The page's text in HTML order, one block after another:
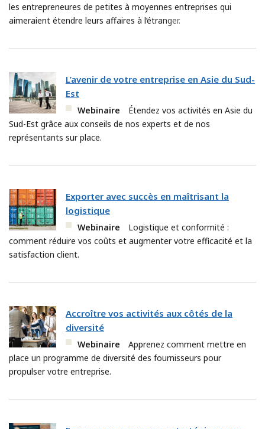
les entrepreneures de petites à moyennes entreprises qui
aimeraient étendre leurs affaires à l’étranger.
L’avenir de votre entreprise en Asie du Sud-
Est
Webinaire
Étendez vos activités en Asie du
Sud-Est grâce aux conseils de nos experts et de nos
représentants sur place.
Exporter avec succès en maîtrisant la
logistique
Webinaire
Logistique et conformité :
comment réduire vos coûts et augmenter votre efficacité et la
satisfaction client.
Accroître vos activités aux côtés de la
diversité
Webinaire
Apprenez comment mettre en
place un programme de diversité des fournisseurs pour
propulser votre entreprise.